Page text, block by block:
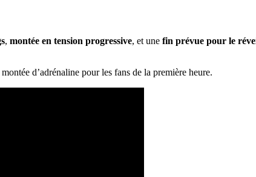
, montée en tension progressive, et une fin prévue pour le
d’adrénaline pour les fans de la première heure.